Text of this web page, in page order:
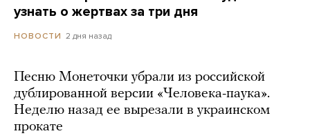
узнать о жертвах за три дня
НОВОСТИ 2 дня назад
Песню Монеточки убрали из российской
дублированной версии «Человека-паука».
Неделю назад ее вырезали в украинском
прокате